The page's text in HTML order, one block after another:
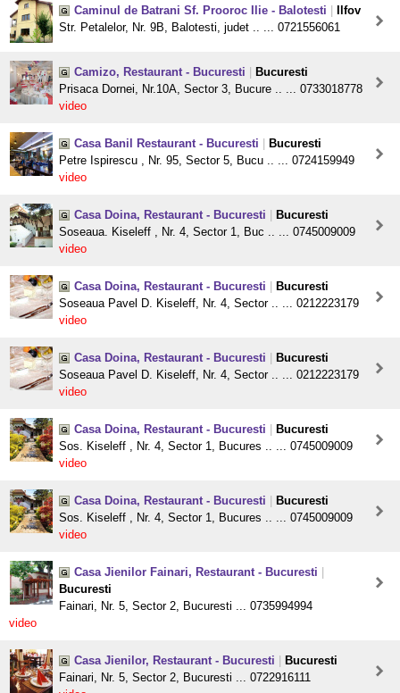
Caminul de Batrani Sf. Prooroc Ilie - Balotesti
Ilfov
Str. Petalelor, Nr. 9B, Balotesti, judet .. ... 0721556061
Camizo, Restaurant - Bucuresti
Bucuresti
Prisaca Dornei, Nr.10A, Sector 3, Bucure .. ... 0733018778
video
Casa Banil Restaurant - Bucuresti
Bucuresti
Petre Ispirescu , Nr. 95, Sector 5, Bucu .. ... 0724159949
video
Casa Doina, Restaurant - Bucuresti
Bucuresti
Soseaua. Kiseleff , Nr. 4, Sector 1, Buc .. ... 0745009009
video
Casa Doina, Restaurant - Bucuresti
Bucuresti
Soseaua Pavel D. Kiseleff, Nr. 4, Sector .. ... 0212223179
video
Casa Doina, Restaurant - Bucuresti
Bucuresti
Soseaua Pavel D. Kiseleff, Nr. 4, Sector .. ... 0212223179
video
Casa Doina, Restaurant - Bucuresti
Bucuresti
Sos. Kiseleff , Nr. 4, Sector 1, Bucures .. ... 0745009009
video
Casa Doina, Restaurant - Bucuresti
Bucuresti
Sos. Kiseleff , Nr. 4, Sector 1, Bucures .. ... 0745009009
video
Casa Jienilor Fainari, Restaurant - Bucuresti
Bucuresti
Fainari, Nr. 5, Sector 2, Bucuresti ... 0735994994
video
Casa Jienilor, Restaurant - Bucuresti
Bucuresti
Fainari, Nr. 5, Sector 2, Bucuresti ... 0722916111